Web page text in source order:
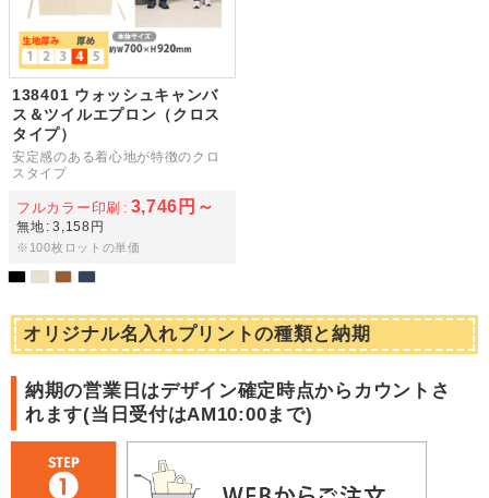
138401 ウォッシュキャンバ
ス＆ツイルエプロン（クロス
タイプ）
安定感のある着心地が特徴のクロ
スタイプ
無地 3,158円
フルカラー印刷 3,746円～
※100枚ロットの単価
オリジナル名入れプリントの種類と納期
納期の営業日はデザイン確定時点からカウントさ
れます(当日受付はAM10:00まで)